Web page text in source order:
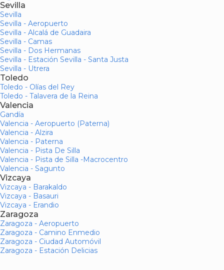
Sevilla
Sevilla
Sevilla - Aeropuerto
Sevilla - Alcalá de Guadaira
Sevilla - Camas
Sevilla - Dos Hermanas
Sevilla - Estación Sevilla - Santa Justa
Sevilla - Utrera
Toledo
Toledo - Olías del Rey
Toledo - Talavera de la Reina
Valencia
Gandía
Valencia - Aeropuerto (Paterna)
Valencia - Alzira
Valencia - Paterna
Valencia - Pista De Silla
Valencia - Pista de Silla -Macrocentro
Valencia - Sagunto
Vizcaya
Vizcaya - Barakaldo
Vizcaya - Basauri
Vizcaya - Erandio
Zaragoza
Zaragoza - Aeropuerto
Zaragoza - Camino Enmedio
Zaragoza - Ciudad Automóvil
Zaragoza - Estación Delicias